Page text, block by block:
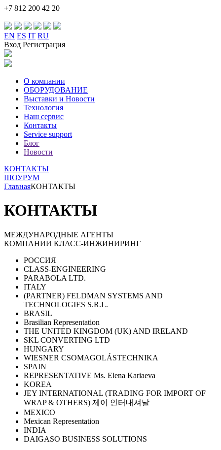
+7 812 200 42 20
EN ES IT RU
Вход Регистрация
О компании
ОБОРУДОВАНИЕ
Выставки и Новости
Технология
Наш сервис
Контакты
Service support
Блог
Новости
КОНТАКТЫ
ШОУРУМ
ГлавнаяКОНТАКТЫ
КОНТАКТЫ
МЕЖДУНАРОДНЫЕ АГЕНТЫ
КОМПАНИИ КЛАСС-ИНЖИНИРИНГ
РОССИЯ
CLASS-ENGINEERING
PARABOLA LTD.
ITALY
(PARTNER) FELDMAN SYSTEMS AND
TECHNOLOGIES S.R.L.
BRASIL
Brasilian Representation
THE UNITED KINGDOM (UK) AND IRELAND
SKL CONVERTING LTD
HUNGARY
WIESNER CSOMAGOLÁSTECHNIKA
SPAIN
REPRESENTATIVE Ms. Elena Kariaeva
KOREA
JEY INTERNATIONAL (TRADING FOR IMPORT OF
WRAP & OTHERS) 제이 인터내셔날
MEXICO
Mexican Representation
INDIA
DAIGASO BUSINESS SOLUTIONS